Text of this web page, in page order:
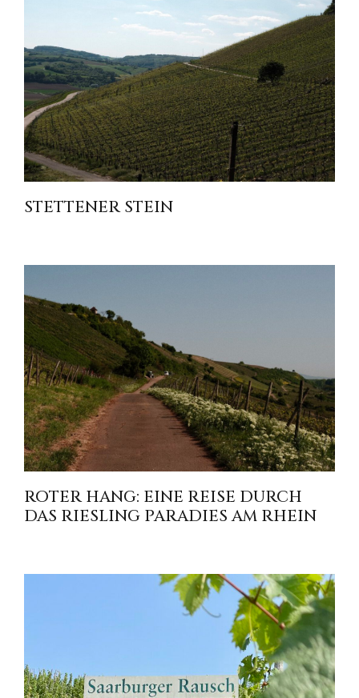
STETTENER STEIN
ROTER HANG: EINE REISE DURCH
DAS RIESLING PARADIES AM RHEIN